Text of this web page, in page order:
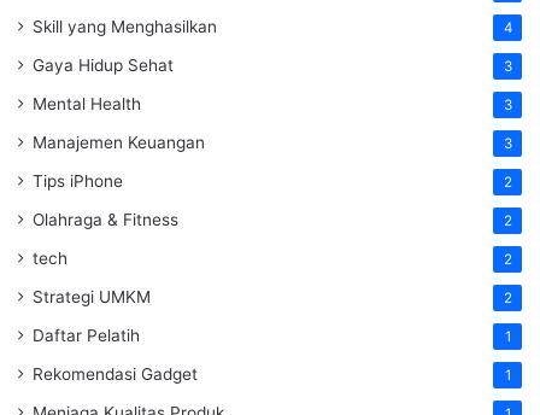
Skill yang Menghasilkan 4
Gaya Hidup Sehat 3
Mental Health 3
Manajemen Keuangan 3
Tips iPhone 2
Olahraga & Fitness 2
tech 2
Strategi UMKM 2
Daftar Pelatih 1
Rekomendasi Gadget 1